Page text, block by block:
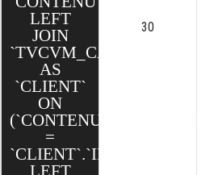
LEFT
JOIN
`TVCVM_CAKE`.`CLIENTS`
AS
`CLIENT`
ON
(`CONTENU`.`CLIENT_ID`
=
`CLIENT`.`ID`)
LEFT
30